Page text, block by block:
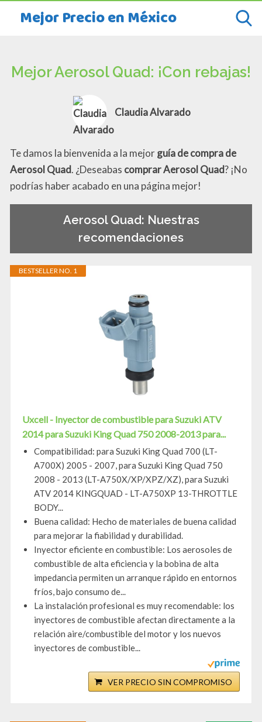
Mejor Precio en México
Mejor Aerosol Quad: ¡Con rebajas!
Claudia Alvarado
Te damos la bienvenida a la mejorguía de compra de
Aerosol Quad. ¿Deseabas comprar Aerosol Quad? ¡No
podrías haber acabado en una página mejor!
Aerosol Quad: Nuestras
recomendaciones
BESTSELLER NO. 1
Uxcell - Inyector de combustible para Suzuki ATV
2014 para Suzuki King Quad 750 2008-2013 para...
Compatibilidad: para Suzuki King Quad 700 (LT-
A700X) 2005 - 2007, para Suzuki King Quad 750
2008 - 2013 (LT-A750X/XP/XPZ/XZ), para Suzuki
ATV 2014 KINGQUAD - LT-A750XP 13-THROTTLE
BODY...
Buena calidad: Hecho de materiales de buena calidad
para mejorar la fiabilidad y durabilidad.
Inyector eficiente en combustible: Los aerosoles de
combustible de alta eficiencia y la bobina de alta
impedancia permiten un arranque rápido en entornos
fríos, bajo consumo de...
La instalación profesional es muy recomendable: los
inyectores de combustible afectan directamente a la
relación aire/combustible del motor y los nuevos
inyectores de combustible...
VER PRECIO SIN COMPROMISO